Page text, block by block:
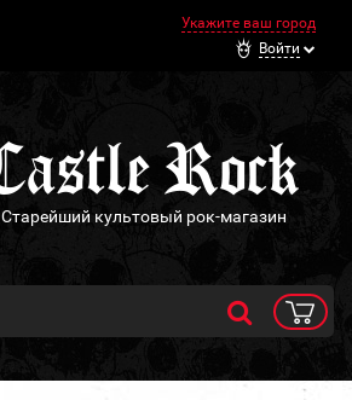
Укажите ваш город
Войти
Старейший культовый рок-магазин